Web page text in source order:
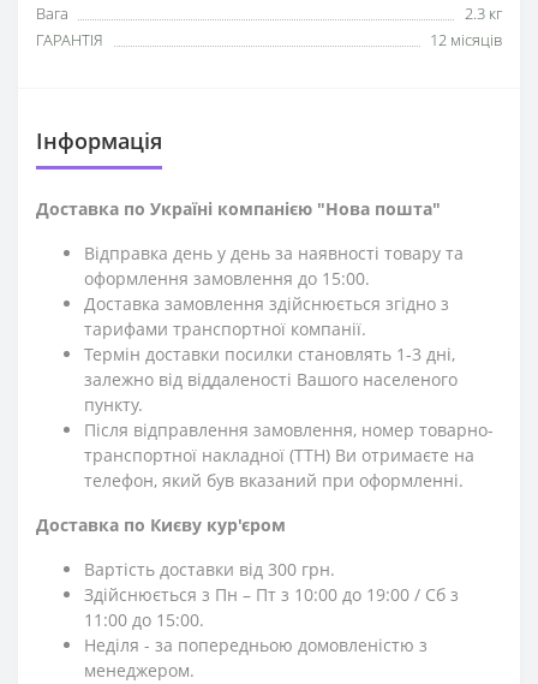
Вага
2.3 кг
ГАРАНТІЯ
12 місяців
Iнформація
Доставка по Україні компанією "Нова пошта"
Відправка день у день за наявності товару та
оформлення замовлення до 15:00.
Доставка замовлення здійснюється згідно з
тарифами транспортної компанії.
Термін доставки посилки становлять 1-3 дні,
залежно від віддаленості Вашого населеного
пункту.
Після відправлення замовлення, номер товарно-
транспортної накладної (ТТН) Ви отримаєте на
телефон, який був вказаний при оформленні.
Доставка по Києву кур'єром
Вартість доставки від 300 грн.
Здійснюється з Пн – Пт з 10:00 до 19:00 / Сб з
11:00 до 15:00.
Неділя - за попередньою домовленістю з
менеджером.